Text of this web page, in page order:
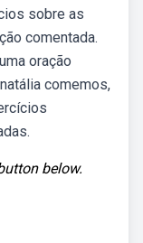
sobre as
comentada.
oração
comemos,
below.